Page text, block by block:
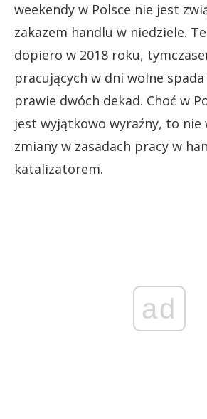
weekendy w Polsce nie jest
zakazem handlu w niedziele.
dopiero w 2018 roku,
pracujących w dni wolne spada
prawie dwóch dekad. Choć w
jest wyjątkowo wyraźny, to nie
zmiany w zasadach pracy w
katalizatorem.
ad